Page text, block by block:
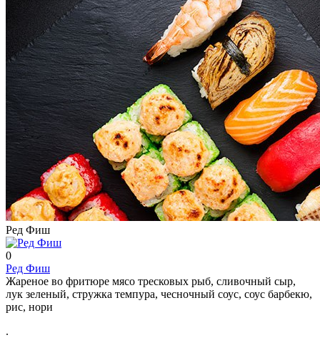
Ред Фиш
0
Ред Фиш
Жареное во фритюре мясо тресковых рыб, сливочный сыр,
лук зеленый, стружка темпура, чесночный соус, соус барбекю,
рис, нори
.